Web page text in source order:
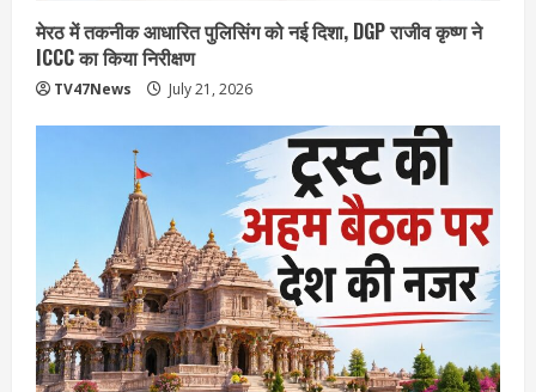
मेरठ में तकनीक आधारित पुलिसिंग को नई दिशा, DGP राजीव कृष्ण ने
ICCC का किया निरीक्षण
TV47News July 21, 2026